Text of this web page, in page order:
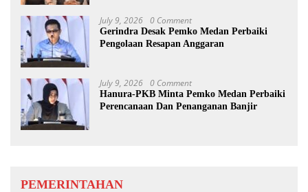
July 9, 2026 0 Comment
Gerindra Desak Pemko Medan Perbaiki
Pengolaan Resapan Anggaran
July 9, 2026 0 Comment
Hanura-PKB Minta Pemko Medan Perbaiki
Perencanaan Dan Penanganan Banjir
PEMERINTAHAN